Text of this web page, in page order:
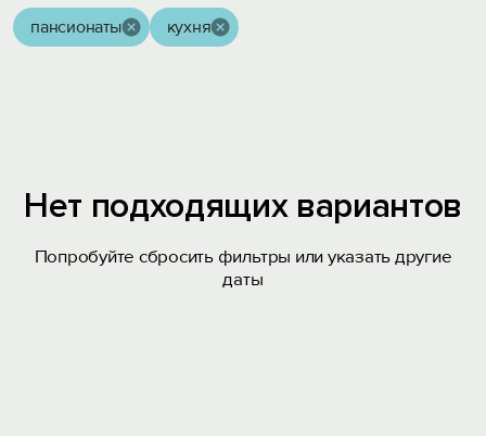
пансионаты кухня
Нет подходящих вариантов
Попробуйте сбросить фильтры или указать другие
даты